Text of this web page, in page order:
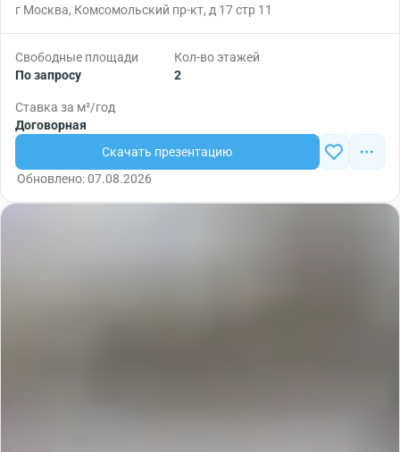
г Москва, Комсомольский пр-кт, д 17 стр 11
Свободные площади
По запросу
Кол-во этажей
2
Ставка за м²/год
Договорная
Скачать презентацию
Обновлено: 07.08.2026